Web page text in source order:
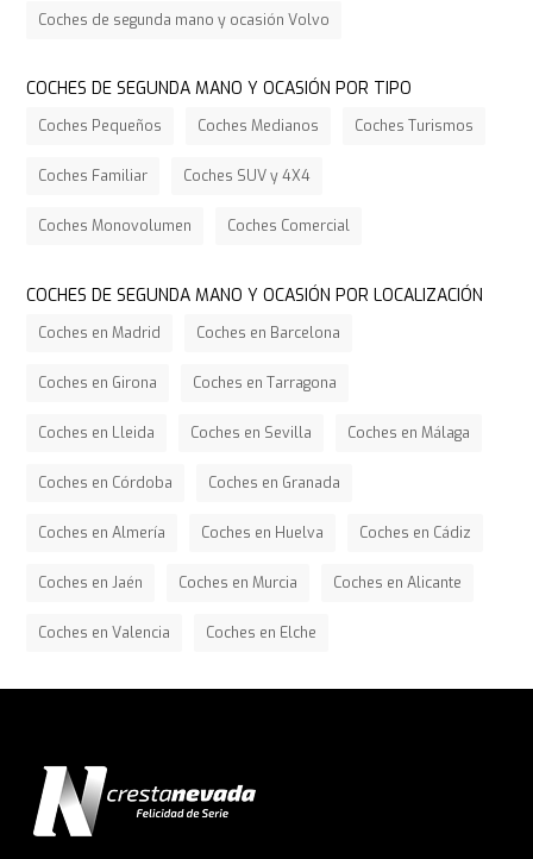
Coches de segunda mano y ocasión Volvo
COCHES DE SEGUNDA MANO Y OCASIÓN POR TIPO
Coches Pequeños Coches Medianos Coches Turismos
Coches Familiar Coches SUV y 4X4
Coches Monovolumen Coches Comercial
COCHES DE SEGUNDA MANO Y OCASIÓN POR LOCALIZACIÓN
Coches en Madrid Coches en Barcelona
Coches en Girona Coches en Tarragona
Coches en Lleida Coches en Sevilla Coches en Málaga
Coches en Córdoba Coches en Granada
Coches en Almería Coches en Huelva Coches en Cádiz
Coches en Jaén Coches en Murcia Coches en Alicante
Coches en Valencia Coches en Elche